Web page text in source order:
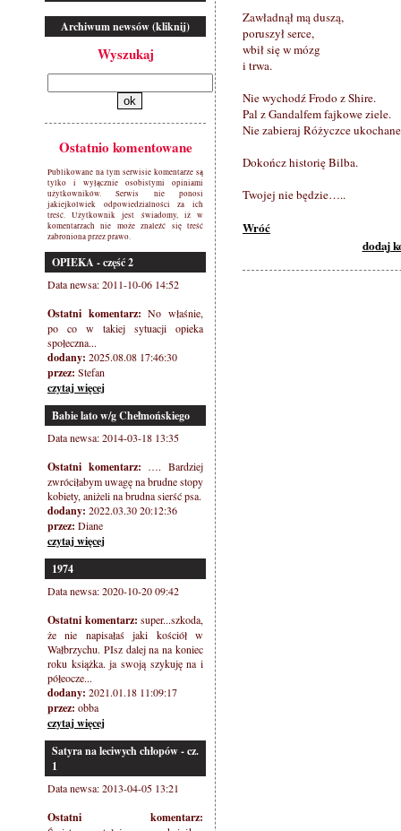
Archiwum newsów (kliknij)
Wyszukaj
Ostatnio komentowane
Publikowane na tym serwisie komentarze są
tylko i wyłącznie osobistymi opiniami
użytkowników. Serwis nie ponosi
jakiejkolwiek odpowiedzialności za ich
treść. Użytkownik jest świadomy, iż w
komentarzach nie może znaleźć się treść
zabroniona przez prawo.
OPIEKA - część 2
Data newsa: 2011-10-06 14:52
Ostatni komentarz: No właśnie,
po co w takiej sytuacji opieka
społeczna...
dodany: 2025.08.08 17:46:30
przez: Stefan
czytaj więcej
Babie lato w/g Chełmońskiego
Data newsa: 2014-03-18 13:35
Ostatni komentarz: …. Bardziej
zwróciłabym uwagę na brudne stopy
kobiety, aniżeli na brudna sierść psa.
dodany: 2022.03.30 20:12:36
przez: Diane
czytaj więcej
1974
Data newsa: 2020-10-20 09:42
Ostatni komentarz: super...szkoda,
że nie napisałaś jaki kościół w
Wałbrzychu. PIsz dalej na na koniec
roku książka. ja swoją szykuję na i
półeocze...
dodany: 2021.01.18 11:09:17
przez: obba
czytaj więcej
Satyra na leciwych chłopów - cz.
1
Data newsa: 2013-04-05 13:21
Ostatni komentarz:
Zawładnął mą duszą,
poruszył serce,
wbił się w mózg
i trwa.
Nie wychodź Frodo z Shire.
Pal z Gandalfem fajkowe ziele.
Nie zabieraj Różyczce
Dokończ historię Bilba.
Twojej nie będzie…..
Wróć
dodaj